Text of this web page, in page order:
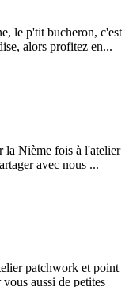
le p'tit bucheron, c'est
alors profitez en...
la Nième fois à l'atelier
avec nous ...
patchwork et point
aussi de petites